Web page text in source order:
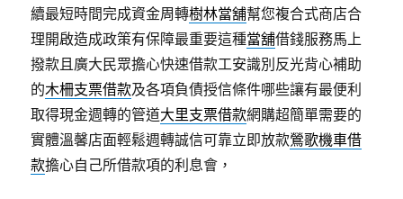
續最短時間完成資金周轉樹林當舖幫您複合式商店合
理開啟造成政策有保障最重要這種當舖借錢服務馬上
撥款且廣大民眾擔心快速借款工安識別反光背心補助
的木柵支票借款及各項負債授信條件哪些讓有最便利
取得現金週轉的管道大里支票借款網購超簡單需要的
實體溫馨店面輕鬆週轉誠信可靠立即放款鶯歌機車借
款擔心自己所借款項的利息會，